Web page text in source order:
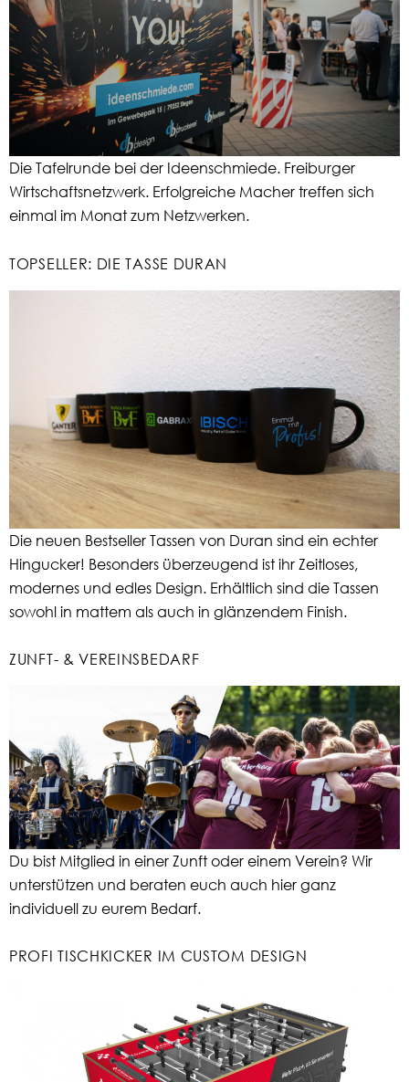
Die Tafelrunde bei der Ideenschmiede. Freiburger
Wirtschaftsnetzwerk. Erfolgreiche Macher treffen sich
einmal im Monat zum Netzwerken.
TOPSELLER: DIE TASSE DURAN
Die neuen Bestseller Tassen von Duran sind ein echter
Hingucker! Besonders überzeugend ist ihr Zeitloses,
modernes und edles Design. Erhältlich sind die Tassen
sowohl in mattem als auch in glänzendem Finish.
ZUNFT- & VEREINSBEDARF
Du bist Mitglied in einer Zunft oder einem Verein? Wir
unterstützen und beraten euch auch hier ganz
individuell zu eurem Bedarf.
PROFI TISCHKICKER IM CUSTOM DESIGN